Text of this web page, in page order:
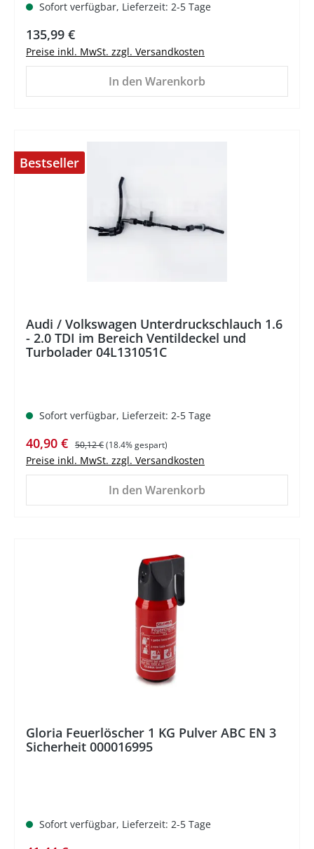
Sofort verfügbar, Lieferzeit: 2-5 Tage
Regulärer Preis:
135,99 €
Preise inkl. MwSt. zzgl. Versandkosten
In den Warenkorb
Bestseller
Audi / Volkswagen Unterdruckschlauch 1.6
- 2.0 TDI im Bereich Ventildeckel und
Turbolader 04L131051C
Sofort verfügbar, Lieferzeit: 2-5 Tage
Verkaufspreis:
40,90 € Regulärer Preis:
50,12 €(18.4% gespart)
Preise inkl. MwSt. zzgl. Versandkosten
In den Warenkorb
Gloria Feuerlöscher 1 KG Pulver ABC EN 3
Sicherheit 000016995
Sofort verfügbar, Lieferzeit: 2-5 Tage